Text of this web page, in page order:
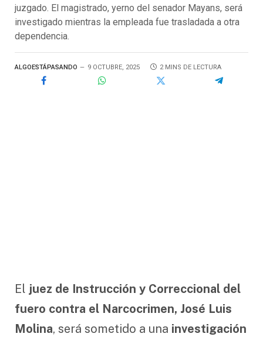
juzgado. El magistrado, yerno del senador Mayans, será
investigado mientras la empleada fue trasladada a otra
dependencia.
ALGOESTÁPASANDO 9 OCTUBRE, 2025 2 MINS DE LECTURA
El juez de Instrucción y Correccional del
fuero contra el Narcocrimen, José Luis
Molina, será sometido a una investigación